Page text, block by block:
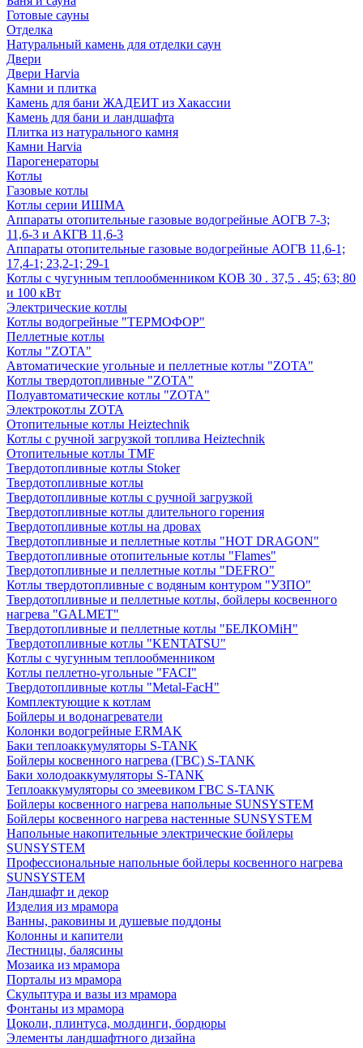
Готовые сауны
Отделка
Натуральный камень для отделки саун
Двери
Двери Harvia
Камни и плитка
Камень для бани ЖАДЕИТ из Хакассии
Камень для бани и ландшафта
Плитка из натурального камня
Камни Harvia
Парогенераторы
Котлы
Газовые котлы
Котлы серии ИШМА
Аппараты отопительные газовые водогрейные АОГВ 7-3;
11,6-3 и АКГВ 11,6-3
Аппараты отопительные газовые водогрейные АОГВ 11,6-1;
17,4-1; 23,2-1; 29-1
Котлы с чугунным теплообменником КОВ 30 . 37,5 . 45; 63; 80
и 100 кВт
Электрические котлы
Котлы водогрейные "ТЕРМОФОР"
Пеллетные котлы
Котлы "ZOTA"
Автоматические угольные и пеллетные котлы "ZOTA"
Котлы твердотопливные "ZOTA"
Полуавтоматические котлы "ZOTA"
Электрокотлы ZOTA
Отопительные котлы Heiztechnik
Котлы с ручной загрузкой топлива Heiztechnik
Отопительные котлы TMF
Твердотопливные котлы Stoker
Твердотопливные котлы
Твердотопливные котлы с ручной загрузкой
Твердотопливные котлы длительного горения
Твердотопливные котлы на дровах
Твердотопливные и пеллетные котлы "HOT DRAGON"
Твердотопливные отопительные котлы "Flames"
Твердотопливные и пеллетные котлы "DEFRO"
Котлы твердотопливные с водяным контуром "УЗПО"
Твердотопливные и пеллетные котлы, бойлеры косвенного
нагрева "GALMET"
Твердотопливные и пеллетные котлы "БЕЛКОМiН"
Твердотопливные котлы "KENTATSU"
Котлы с чугунным теплообменником
Котлы пеллетно-угольные "FACI"
Твердотопливные котлы "Metal-FacH"
Комплектующие к котлам
Бойлеры и водонагреватели
Колонки водогрейные ERMAK
Баки теплоаккумуляторы S-TANK
Бойлеры косвенного нагрева (ГВС) S-TANK
Баки холодоаккумуляторы S-TANK
Теплоаккумуляторы со змеевиком ГВС S-TANK
Бойлеры косвенного нагрева напольные SUNSYSTEM
Бойлеры косвенного нагрева настенные SUNSYSTEM
Напольные накопительные электрические бойлеры
SUNSYSTEM
Профессиональные напольные бойлеры косвенного нагрева
SUNSYSTEM
Ландшафт и декор
Изделия из мрамора
Ванны, раковины и душевые поддоны
Колонны и капители
Лестницы, балясины
Мозаика из мрамора
Порталы из мрамора
Скульптура и вазы из мрамора
Фонтаны из мрамора
Цоколи, плинтуса, молдинги, бордюры
Элементы ландшафтного дизайна